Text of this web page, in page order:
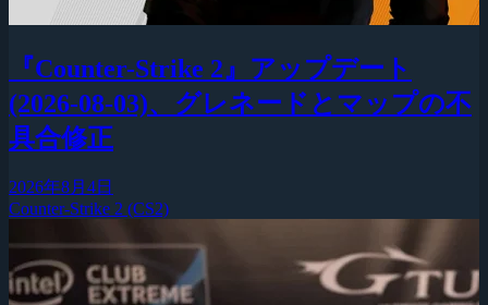
『Counter-Strike 2』アップデート
(2026-08-03)、グレネードとマップの不
具合修正
2026年8月4日
Counter-Strike 2 (CS2)